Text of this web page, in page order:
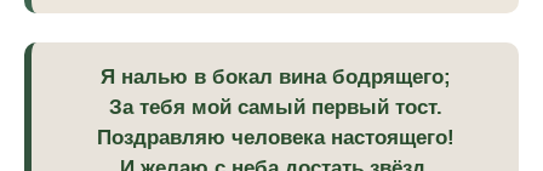
Я налью в бокал вина бодрящего;
За тебя мой самый первый тост.
Поздравляю человека настоящего!